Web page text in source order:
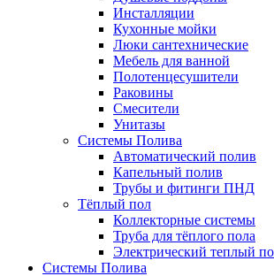
Инсталляции
Кухонные мойки
Люки сантехнические
Мебель для ванной
Полотенцесушители
Раковины
Смесители
Унитазы
Системы Полива
Автоматический полив
Капельный полив
Трубы и фитинги ПНД
Тёплый пол
Коллекторные системы
Труба для тёплого пола
Электрический теплый
Системы Полива